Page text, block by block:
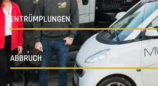
ENTRÜMPLUNGEN
ABBRUCH